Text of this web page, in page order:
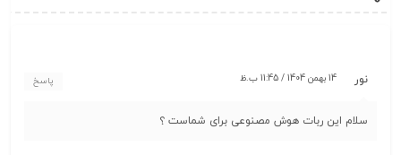
نور 14 بهمن 1404 / 11:45 ب.ظ پاسخ
سلام این ربات هوش مصنوعی برای شماست ؟